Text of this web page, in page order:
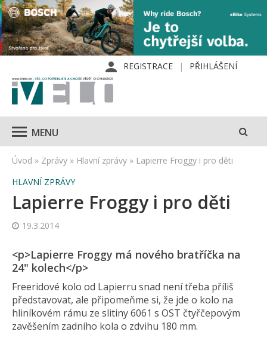
REGISTRACE PŘIHLÁŠENÍ
MENU
Úvod » Zprávy » Hlavní zprávy » Lapierre Froggy i pro děti
HLAVNÍ ZPRÁVY
Lapierre Froggy i pro děti
19.3.2014
<p>Lapierre Froggy má nového bratříčka na
24" kolech</p>
Freeridové kolo od Lapierru snad není třeba příliš
představovat, ale připomeňme si, že jde o kolo na
hliníkovém rámu ze slitiny 6061 s OST čtyřčepovým
zavěšením zadního kola o zdvihu 180 mm.